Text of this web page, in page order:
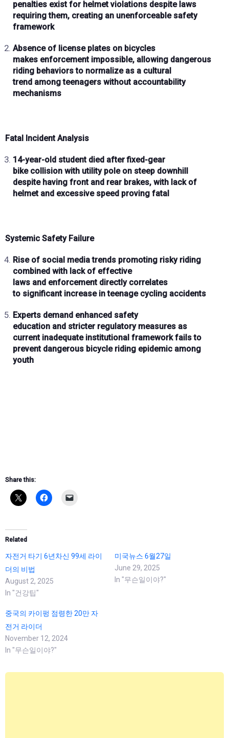
penalties existfor helmet violations despite laws
requiring them, creating an unenforceable safety
framework
Absence of license plates on bicycles
makes enforcement impossible, allowing dangerous
riding behaviorsto normalize as a cultural
trend among teenagers without accountability
mechanisms
Fatal Incident Analysis
14-year-old studentdied afterfixed-gear
bikecollision with utility poleon steep downhill
despite having front and rear brakes, with lack of
helmetand excessive speed proving fatal
Systemic Safety Failure
Rise of social media trends promoting risky riding
combined with lack of effective
laws and enforcementdirectly correlates
to significant increasein teenage cycling accidents
Experts demand enhanced safety
education and stricter regulatory measures as
current inadequate institutional frameworkfails to
prevent dangerous bicycle riding epidemic among
youth
Share this:
Related
자전거 타기 6년차신 99세 라이
더의 비법
August 2, 2025
In "건강팁"
미국뉴스 6월27일
June 29, 2025
In "무슨일이야?"
중국의 카이펑 점령한 20만 자
전거 라이더
November 12, 2024
In "무슨일이야?"